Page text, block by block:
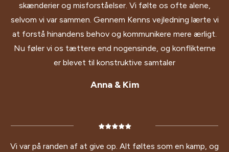
skænderier og misforståelser. Vi følte os ofte alene,
selvom vi var sammen. Gennem Kenns vejledning lærte vi
at forstå hinandens behov og kommunikere mere ærligt.
Nu føler vi os tættere end nogensinde, og konflikterne
er blevet til konstruktive samtaler
Anna & Kim
Vi var på randen af at give op. Alt føltes som en kamp, og